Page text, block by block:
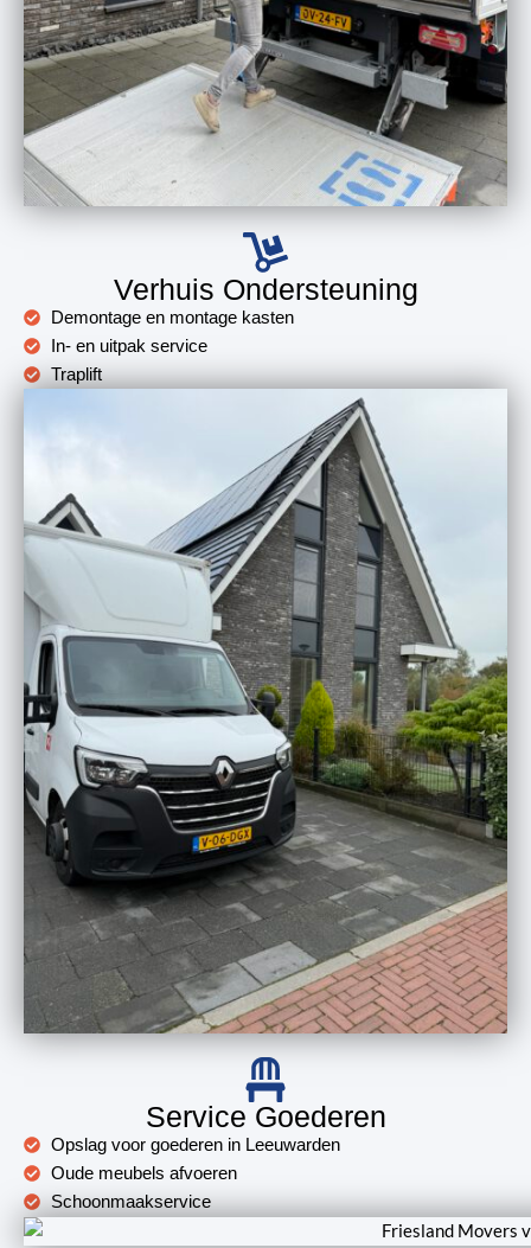
Verhuis Ondersteuning
Demontage en montage kasten
In- en uitpak service
Traplift
Service Goederen
Opslag voor goederen in Leeuwarden
Oude meubels afvoeren
Schoonmaakservice